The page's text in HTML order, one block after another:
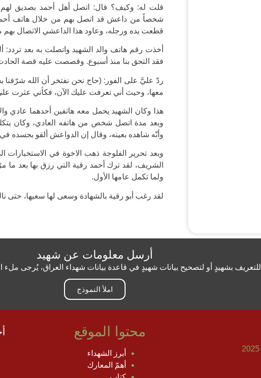
قلت له: وكيف؟ قال: اتصل أهل أحمد بصديق لهم
شخصاً من داعش قد اتصل بهم من خلال هاتف أحمد
قطعت يده ورجله، وعاود هذا الداعشي الاتصال
أخذت رقم هاتف والد الشهيد واتصلت به بعد تردد:
فقد التحق بنا منذ أسبوع. وقصصت عليه قصة
ردّ عليَّ على الفور: (حاج نحن نفتخر أن الله شرّفنا
معها، وحيث أني تعرفت عليك الآن، فكأني عثرت
هذا وكان الشهيد يحمل معه هاتفين أحدهما عادي
وبعد مدة اتصل شخص من هاتفه العادي، وكان
وأنّه شاهده بعينه، وقال إن الدواعش ألقو بجسده
وبعد تحرير الفلوجة ذهب الاخوة في
الشريف، لقد ترك أحمد رقية التي رزق بها بعد
ولما تكمل عامها الأول.
لقد رغب أبو رقية بالشهادة وسعى لها سعيها، حتى
أرسل معلومات عن شهيد
للتعريف بشهيدٍ أو لتصحيح بيانات شهيدٍ في قاعدة بيانات شهداء العراق، يُرجى ملء
املأ النموذج
محتوا الموقع
أبرز الشهداء
أهمّ المعارك